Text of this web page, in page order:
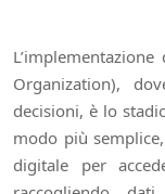
Organization),
decisioni, è lo
modo più
digitale per